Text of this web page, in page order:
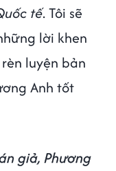
tế. Tôi sẽ
lời khen
luyện bản
Anh tốt
giả, Phương